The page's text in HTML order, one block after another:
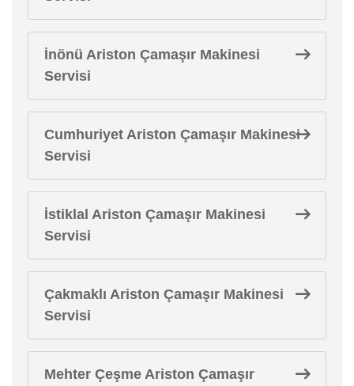
İnönü Ariston Çamaşır Makinesi
Servisi
Cumhuriyet Ariston Çamaşır Makinesi
Servisi
İstiklal Ariston Çamaşır Makinesi
Servisi
Çakmaklı Ariston Çamaşır Makinesi
Servisi
Mehter Çeşme Ariston Çamaşır